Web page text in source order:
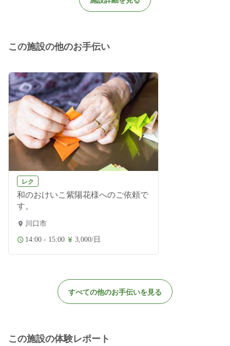
この施設の他のお手伝い
レク
和のおけいこ紫陽花様へのご依頼で
す。
川口市
14:00 - 15:00 3,000/日
すべての他のお手伝いを見る
この施設の体験レポート